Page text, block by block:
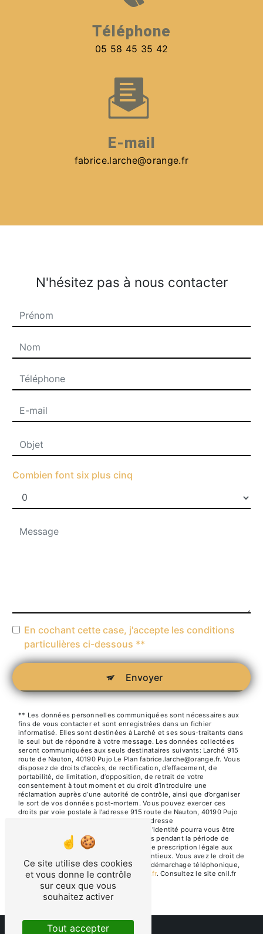
Téléphone
05 58 45 35 42
E-mail
fabrice.larche@orange.fr
N'hésitez pas à nous contacter
Combien font six plus cinq
En cochant cette case, j'accepte les conditions
particulières ci-dessous **
Envoyer
** Les données personnelles communiquées sont nécessaires aux
fins de vous contacter et sont enregistrées dans un fichier
informatisé. Elles sont destinées à Larché et ses sous-traitants dans
le seul but de répondre à votre message. Les données collectées
seront communiquées aux seuls destinataires suivants: Larché 915
route de Nauton, 40190 Pujo Le Plan fabrice.larche@orange.fr. Vous
disposez de droits d’accès, de rectification, d’effacement, de
portabilité, de limitation, d’opposition, de retrait de votre
consentement à tout moment et du droit d’introduire une
réclamation auprès d’une autorité de contrôle, ainsi que d’organiser
le sort de vos données post-mortem. Vous pouvez exercer ces
droits par voie postale à l'adresse 915 route de Nauton, 40190 Pujo
Le Plan ou par courrier électronique à l'adresse
fabrice.larche@orange.fr. Un justificatif d'identité pourra vous être
demandé. Nous conservons vos données pendant la période de
prise de contact puis pendant la durée de prescription légale aux
fins probatoires et de gestion des contentieux. Vous avez le droit de
vous inscrire sur la liste d'opposition au démarchage téléphonique,
disponible à cette adresse:Bloctel.gouv.fr. Consultez le site cnil.fr
pour plus d’informations sur vos droits.
Ce site utilise des cookies
et vous donne le contrôle
sur ceux que vous
souhaitez activer
Tout accepter